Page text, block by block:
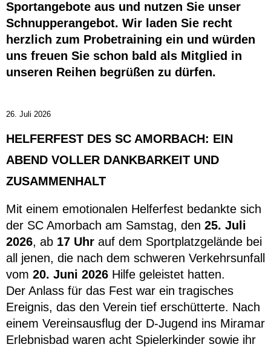
Sportangebote aus und nutzen Sie unser
Schnupperangebot. Wir laden Sie recht
herzlich zum Probetraining ein und würden
uns freuen Sie schon bald als Mitglied in
unseren Reihen begrüßen zu dürfen.
26. Juli 2026
HELFERFEST DES SC AMORBACH: EIN
ABEND VOLLER DANKBARKEIT UND
ZUSAMMENHALT
Mit einem emotionalen Helferfest bedankte sich
der SC Amorbach am Samstag, den 25. Juli
2026, ab 17 Uhr auf dem Sportplatzgelände bei
all jenen, die nach dem schweren Verkehrsunfall
vom 20. Juni 2026 Hilfe geleistet hatten.
Der Anlass für das Fest war ein tragisches
Ereignis, das den Verein tief erschütterte. Nach
einem Vereinsausflug der D-Jugend ins Miramar
Erlebnisbad waren acht Spielerkinder sowie ihr